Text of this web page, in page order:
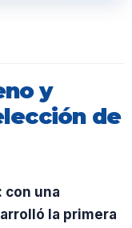
y
de
con una
la primera